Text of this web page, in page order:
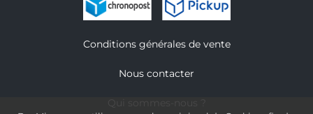
Conditions générales de vente
Nous contacter